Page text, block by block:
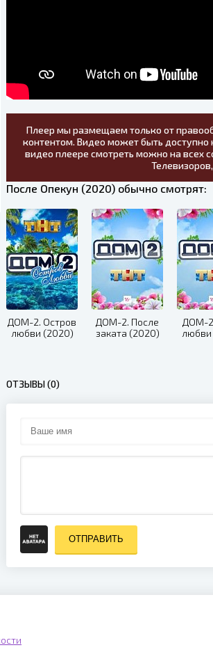
Плеер мы размещаем только от
контентом. Видео может быть доступно
видео плеере смотреть можно на всех
После Опекун (2020) обычно смотрят:
ДОМ-2. Остров
любви (2020)
ДОМ-2. После
заката (2020)
ДОМ-
ОТЗЫВЫ (0)
ОТПРАВИТЬ